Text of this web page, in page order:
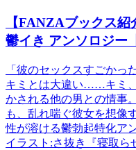
【FANZAブックス
鬱イき アンソロジー
「彼のセックスすごかっ
キミとは大違い……キミ
かされる他の男との情事
も、乱れ喘ぐ彼女を想像
性が溶ける鬱勃起特化ア
イラスト:さ抜き『寝取ら